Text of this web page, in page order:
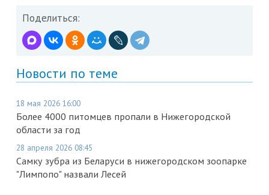
Поделиться:
Новости по теме
18 мая 2026 16:00
Более 4000 питомцев пропали в Нижегородской
области за год
28 апреля 2026 08:45
Самку зубра из Беларуси в нижегородском зоопарке
"Лимпопо" назвали Лесей